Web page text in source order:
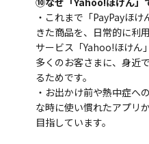
・これまで「PayPayほ
きた商品を、日常的に利
サービス「Yahoo!ほけん
多くのお客さまに、身近
るためです。
・お出かけ前や熱中症へ
な時に使い慣れたアプリ
目指しています。